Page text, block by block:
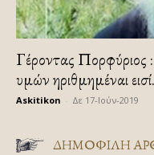
Γέροντας Πορφύριος :
υμών ηριθμημέναι
Askitikon Δε 17-Ιούν-2019
ΔΗΜΟΦΙΛΗ